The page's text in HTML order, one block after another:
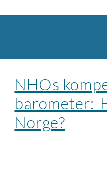
NHOs
barometer:
Norge?